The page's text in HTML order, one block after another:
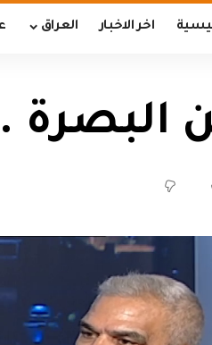
اخر الاخبار العراق
البصرة